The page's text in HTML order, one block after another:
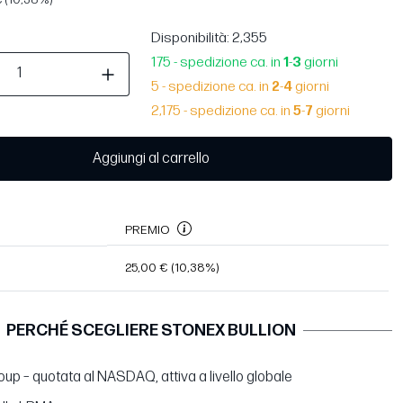
Disponibilità: 2,355
175 - spedizione ca. in 1-3 giorni
5 - spedizione ca. in 2-4giorni
2,175 - spedizione ca. in 5-7 giorni
Aggiungi al carrello
PREMIO
25,00 € (10,38%)
PERCHÉ SCEGLIERE STONEX BULLION
– quotata al NASDAQ, attiva a livello globale